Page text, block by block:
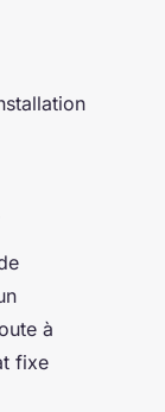
à
fixe